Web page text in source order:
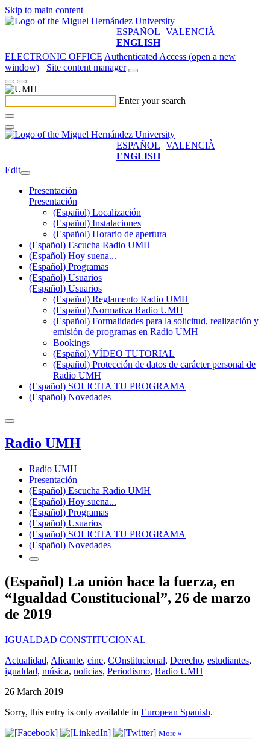
Skip to main content
ESPAÑOL VALENCIÀ
ENGLISH
ELECTRONIC OFFICE Authenticated Access (open a new
window)
Site content manager
Enter your search
ESPAÑOL VALENCIÀ
ENGLISH
Edit
Presentación
Presentación
(Español) Localización
(Español) Instalaciones
(Español) Horario de apertura
(Español) Escucha Radio UMH
(Español) Hoy suena...
(Español) Programas
(Español) Usuarios
(Español) Usuarios
(Español) Reglamento Radio UMH
(Español) Normativa Radio UMH
(Español) Formalidades para la solicitud, realización y
emisión de programas en Radio UMH
Bookings
(Español) VÍDEO TUTORIAL
(Español) Protección de datos de carácter personal de
Radio UMH
(Español) SOLICITA TU PROGRAMA
(Español) Novedades
Radio UMH
Radio UMH
Presentación
(Español) Escucha Radio UMH
(Español) Hoy suena...
(Español) Programas
(Español) Usuarios
(Español) SOLICITA TU PROGRAMA
(Español) Novedades
(Español) La unión hace la fuerza, en
“Igualdad Constitucional”, 26 de marzo
de 2019
IGUALDAD CONSTITUCIONAL
Actualidad, Alicante, cine, COnstitucional, Derecho, estudiantes,
igualdad, música, noticias, Periodismo, Radio UMH
26 March 2019
Sorry, this entry is only available in European Spanish.
More »